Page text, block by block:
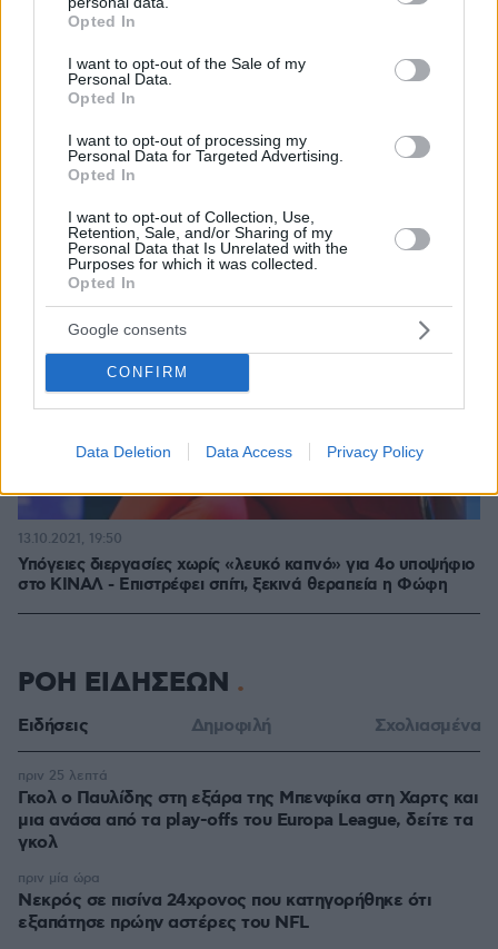
grant or deny consent to Google and its third-party tags to
use your data for below specified purposes in below Google
consent section.
Opted In
I want to opt-out of the Sale of my
Personal Data.
Opted In
I want to opt-out of processing my
Personal Data for Targeted Advertising.
Opted In
I want to opt-out of Collection, Use,
Retention, Sale, and/or Sharing of my
Personal Data that Is Unrelated with the
Purposes for which it was collected.
Opted In
Google consents
CONFIRM
Data Deletion Data Access Privacy Policy
Σχετικά Άρθρα
Υπόγειες διεργασίες χωρίς «λευκό καπνό» για 4ο υποψήφιο
στο ΚΙΝΑΛ - Επιστρέφει σπίτι, ξεκινά θεραπεία η Φώφη
13.10.2021, 19:50
ΡΟΗ ΕΙΔΗΣΕΩΝ
Ειδήσεις Δημοφιλή Σχολιασμένα
Γκολ ο Παυλίδης στη εξάρα της Μπενφίκα στη Χαρτς και
μια ανάσα από τα play-offs του Europa League, δείτε τα
γκολ
πριν 25 λεπτά
Νεκρός σε πισίνα 24χρονος που κατηγορήθηκε ότι
εξαπάτησε πρώην αστέρες του NFL
πριν μία ώρα